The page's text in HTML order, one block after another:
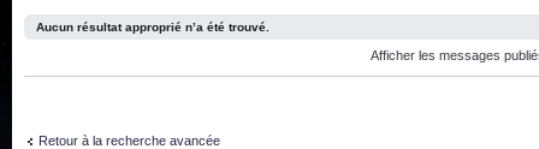
Aucun résultat approprié n’a été trouvé.
Afficher les messages
Retour à la recherche avancée